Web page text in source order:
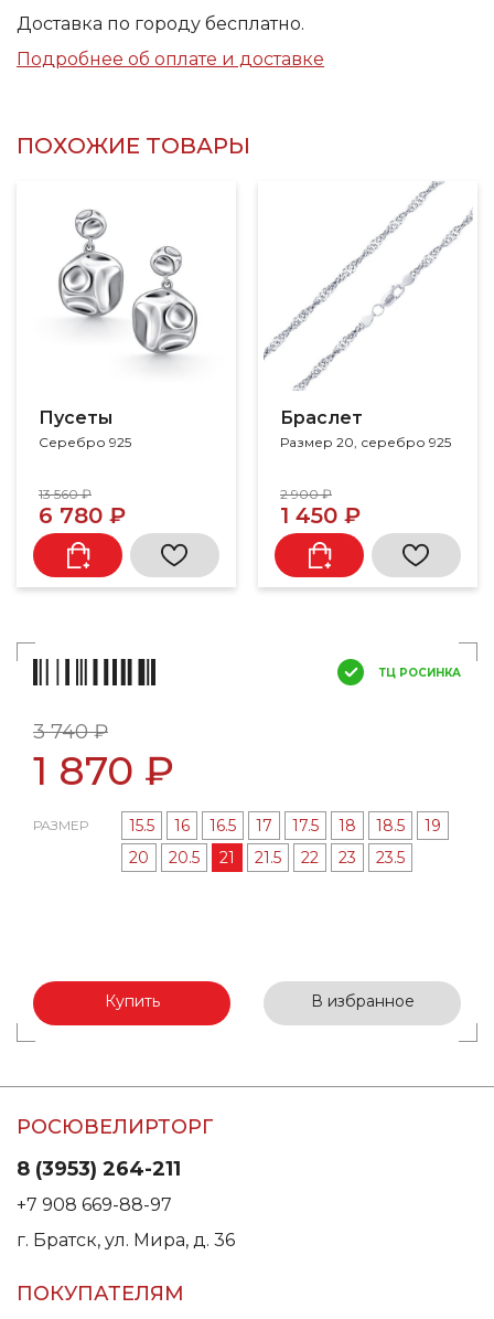
Доставка по городу бесплатно.
Подробнее об оплате и доставке
ПОХОЖИЕ ТОВАРЫ
Пусеты
Серебро 925
13 560 ₽
6 780 ₽
Браслет
Размер 20, серебро 925
2 900 ₽
1 450 ₽
ТЦ РОСИНКА
3 740 ₽
1 870 ₽
РАЗМЕР 15.5 16 16.5 17 17.5 18 18.5
19
20
20.5 21 21.5 22 23 23.5
Купить В избранное
РОСЮВЕЛИРТОРГ
8 (3953) 264-211
+7 908 669-88-97
г. Братск, ул. Мира, д. 36
ПОКУПАТЕЛЯМ